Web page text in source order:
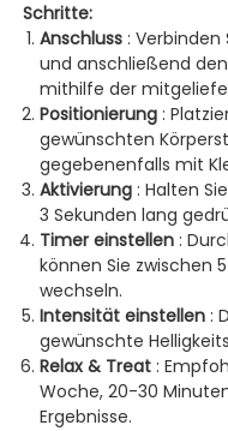
Schritte:
Anschluss: Verbinden
und anschließend
mithilfe der
Positionierung:
gewünschten
gegebenenfalls mit
Aktivierung: Halten
3 Sekunden lang
Timer einstellen:
können Sie zwischen
wechseln.
Intensität einstellen:
gewünschte
Relax & Treat:
Woche, 20-30
Ergebnisse.